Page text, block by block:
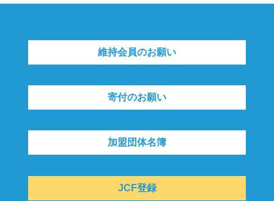
維持会員のお願い
寄付のお願い
加盟団体名簿
JCF登録